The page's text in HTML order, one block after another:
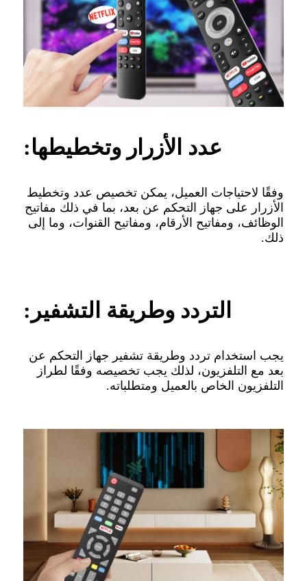
عدد الأزرار وتخطيطها:
وفقًا لاحتياجات العميل، يمكن تخصيص عدد وتخطيط
الأزرار على جهاز التحكم عن بعد، بما في ذلك مفاتيح
الوظائف، ومفاتيح الأرقام، ومفاتيح القنوات، وما إلى
ذلك.
التردد وطريقة التشفير:
يجب استخدام تردد وطريقة تشفير جهاز التحكم عن
بعد مع التلفزيون، لذلك يجب تخصيصه وفقًا لطراز
التلفزيون الخاص بالعميل ومتطلباته.